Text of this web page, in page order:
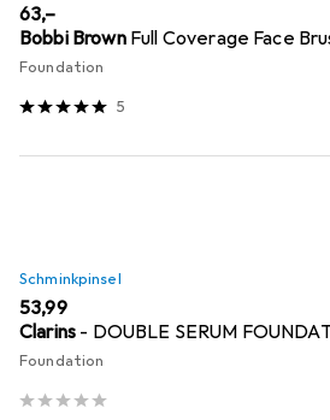
EUR
63,–
Bobbi Brown Full Coverage Face
Foundation
5
Schminkpinsel
EUR
53,99
Clarins - DOUBLE SERUM
Foundation